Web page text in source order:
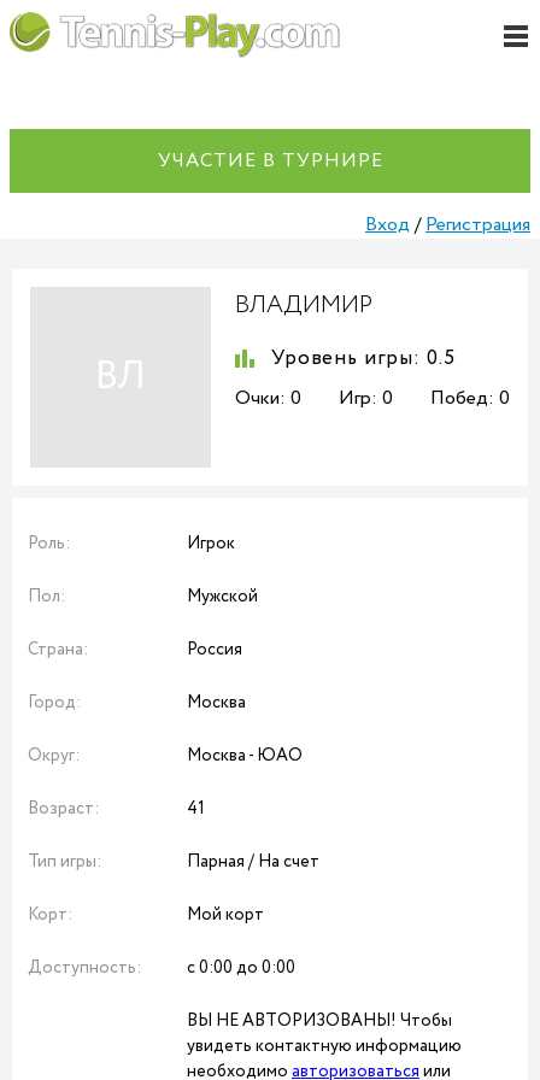
УЧАСТИЕ В ТУРНИРЕ
Вход /Регистрация
ВЛ
ВЛАДИМИР
Уровень игры: 0.5
Очки: 0 Игр: 0 Побед: 0
Роль: Игрок
Пол: Мужской
Страна: Россия
Город: Москва
Округ: Москва - ЮАО
Возраст: 41
Тип игры: Парная / На счет
Корт: Мой корт
Доступность: с 0:00 до 0:00
ВЫ НЕ АВТОРИЗОВАНЫ! Чтобы
увидеть контактную информацию
необходимо авторизоватьсяили